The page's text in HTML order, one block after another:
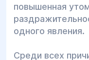
повышенная
одного явления.
Среди всех